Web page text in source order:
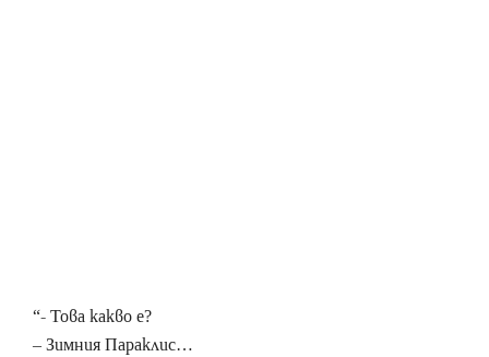
“- Това какво е?
– Зимния Параклис…